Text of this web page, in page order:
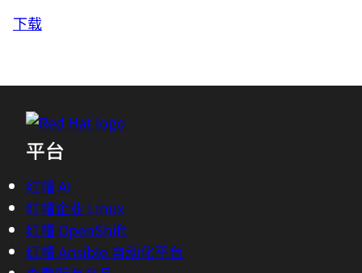
下载
平台
红帽 AI
红帽企业 Linux
红帽 OpenShift
红帽 Ansible 自动化平台